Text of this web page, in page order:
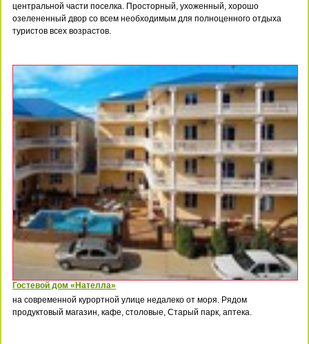
центральной части поселка. Просторный, ухоженный, хорошо
озелененный двор со всем необходимым для полноценного отдыха
туристов всех возрастов.
Гостевой дом «Нателла»
на современной курортной улице недалеко от моря. Рядом
продуктовый магазин, кафе, столовые, Старый парк, аптека.